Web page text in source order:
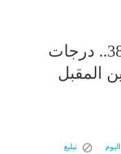
المحسوسة بالقاهرة تصل 38.. درجات
المقبل
تبليغ